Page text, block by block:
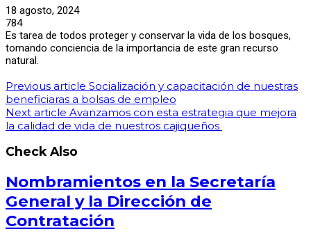
18 agosto, 2024
784
Es tarea de todos proteger y conservar la vida de los bosques,
tomando conciencia de la importancia de este gran recurso
natural.
Previous article Socialización y capacitación de nuestras
beneficiaras a bolsas de empleo
Next article Avanzamos con esta estrategia que mejora
la calidad de vida de nuestros cajiqueños
Check Also
Nombramientos en la Secretaría
General y la Dirección de
Contratación